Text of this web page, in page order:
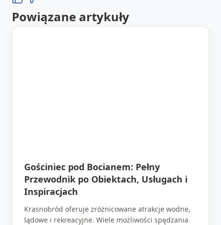
Powiązane artykuły
Gościniec pod Bocianem: Pełny
Przewodnik po Obiektach, Usługach i
Inspiracjach
Krasnobród oferuje zróżnicowane atrakcje wodne,
lądowe i rekreacyjne. Wiele możliwości spędzania